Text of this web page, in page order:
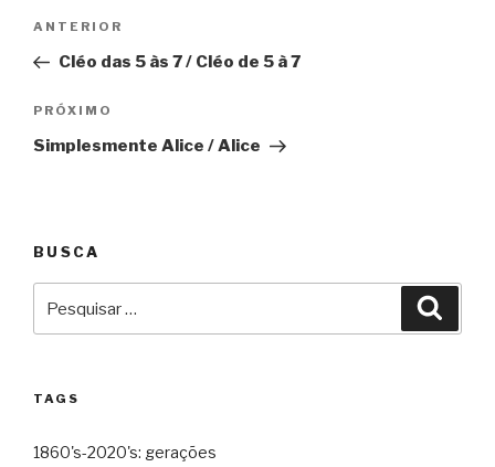
Post
Anterior
ANTERIOR
Cléo das 5 às 7 / Cléo de 5 à 7
Próximo
PRÓXIMO
Simplesmente Alice / Alice
BUSCA
TAGS
1860's-2020's: gerações